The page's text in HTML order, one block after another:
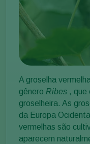
A groselha
gênero Ribes , que
groselheira. As
da Europa
vermelhas são
aparecem